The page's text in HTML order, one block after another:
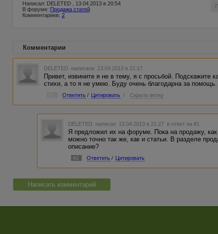
Написал: DELETED , 13.04.2013 в 20:54
В форуме: Продажа статей
Комментариев: 2
Комментарии
DELETED написала 13.04.2013 в 21:17
Привет, извините я не в тему, я с просьбой. Подскажите
стихи, а то я не умею. Буду очень благодарна за помощь.
Ответить / Цитировать / Скрыть ветку
DELETED написал 13.04.2013 в 21:27 в ответ на #1
Я предложил их на форуме. Пока на продажу,
можно точно так же, как и статьи. В разделе
описание?
#2 Ответить / Цитировать
Написать комментарий